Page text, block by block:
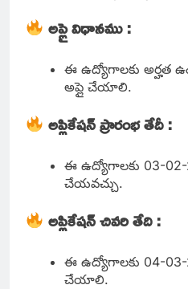
అప్లై విధానము :
ఈ ఉద్యోగాలకు అర్హత
అప్లై చేయాలి.
అప్లికేషన్ ప్రారంభ తేదీ :
ఈ ఉద్యోగాలకు 03-02-
చేయవచ్చు.
అప్లికేషన్ చివరి తేది :
ఈ ఉద్యోగాలకు 04-03-
చేయాలి.